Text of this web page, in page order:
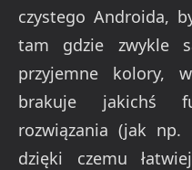
czystego Androida,
tam gdzie zwykle
przyjemne kolory,
brakuje jakichś
rozwiązania (jak
dzięki czemu